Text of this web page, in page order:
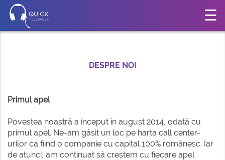
☰
+40
office@quick-
DE
CE
NOI
DESPRE NOI
Primul apel
Povestea noastră a început în august 2014, odată cu
primul apel. Ne-am găsit un loc pe harta call center-
urilor ca fiind o companie cu capital 100% românesc. Iar
de atunci, am continuat să creștem cu fiecare apel